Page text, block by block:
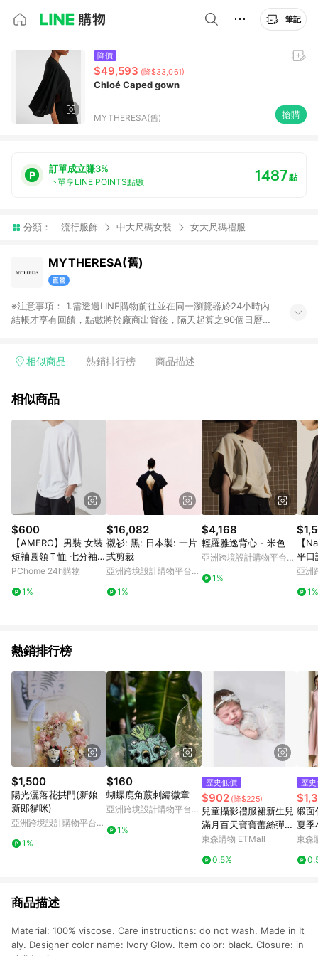
筆記
降價
$49,593 (降$33,061)
Chloé Caped gown
MYTHERESA(舊) 搶購
訂單成立賺3%
下單享LINE POINTS點數 1487點
分類： 流行服飾 中大尺碼女裝 女大尺碼禮服
MYTHERESA(舊)
※注意事項： 1.需透過LINE購物前往並在同一瀏覽器於24小時內
結帳才享有回饋，點數將於廠商出貨後，隔天起算之90個日曆天
差異。 4.若於商家App下單，不符合LINE購物導購資格。 5.訂單
Nike Kids 換貨須知： 1. 請提交您的換貨要求並聯繫我們的客戶
單創建一個新的訂單編號。 3.請通知LINE您的新訂單編號。
4.LINE 將向 Mytheresa 提出交換訂單的返現請求。 5. 請按照
Mytheresa.com 上的換貨指南完成您的換貨。 6. 請等待驗證的
返現顯示在您的界面上，這可能需要幾個月，因為它需要進行手
動處理。
相似商品 熱銷排行榜 商品描述
相似商品
$600
【AMERO】男裝 女裝
短袖圓領Ｔ恤 七分袖
素面 落肩 情侶裝
PChome 24h購物
1%
$16,082
襯衫: 黑: 日本製: 一片
式剪裁
亞洲跨境設計購物平台
1%
$4,168
輕羅雅逸背心 - 米色
亞洲跨境設計購物平台
1%
【
平口
上衣
亞洲
1%
熱銷排行榜
$1,500
陽光灑落花拱門(新娘
新郎貓咪)
亞洲跨境設計購物平台
1%
$160
蝴蝶鹿角蕨刺繡徽章
亞洲跨境設計購物平台
1%
歷史低價
$902 (降$225)
兒童攝影禮服裙新生兒
滿月百天寶寶蕾絲彈力
禮服套裝影樓攝影道具
東森購物 ETMall
0.5%
歷
緞面
夏季
裙女
東森
商品描述
Material: 100% viscose. Care instructions: do not wash. Made in It
aly. Designer color name: Ivory Glow. Item color: black. Closure: in